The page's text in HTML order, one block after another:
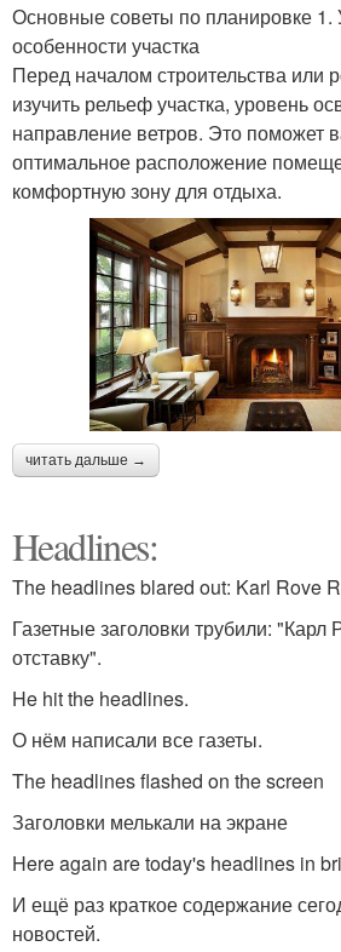
Основные советы по планировке 1.
особенности участка
Перед началом строительства или
изучить рельеф участка, уровень
направление ветров. Это поможет
оптимальное расположение
комфортную зону для отдыха.
читать дальше →
Headlines:
The headlines blared out: Karl Rove
Газетные заголовки трубили: "Карл
отставку".
He hit the headlines.
О нём написали все газеты.
The headlines flashed on the screen
Заголовки мелькали на экране
Here again are today's headlines in
И ещё раз краткое содержание
новостей.